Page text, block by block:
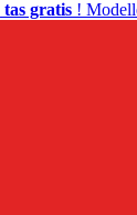
tas gratis !